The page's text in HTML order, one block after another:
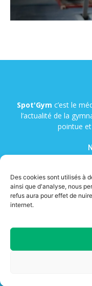
Des cookies sont utilisés à
ainsi que d'analyse, nous
refus aura pour effet de
internet.
Spot'Gym c’est le
l’actualité de la
pointue